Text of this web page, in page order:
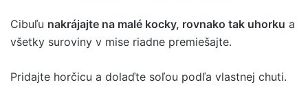
Cibuľu nakrájajte na malé kocky, rovnako tak uhorku a
všetky suroviny v mise riadne premiešajte.
Pridajte horčicu a dolaďte soľou podľa vlastnej chuti.